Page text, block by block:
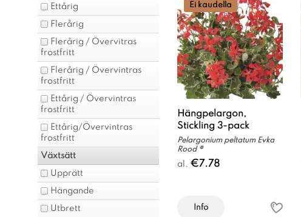
Ettårig
Flerårig
Flerårig / Övervitras
frostfritt
Flerårig / Övervintras
frostfritt
Ettårig / Övervintras
frostfritt
Ettårig/Övervintras
frostfritt
Växtsätt
Upprätt
Hängande
Utbrett
Ei kaudella
Hängpelargon,
Stickling 3-pack
Pelargonium peltatum Evka
Rood ®
al. €7.78
Info